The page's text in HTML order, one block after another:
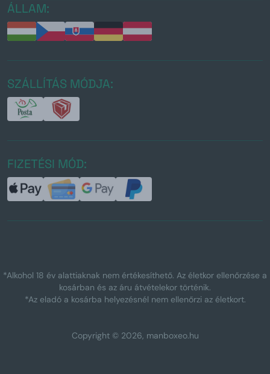
ÁLLAM:
SZÁLLÍTÁS MÓDJA:
FIZETÉSI MÓD:
*Alkohol 18 év alattiaknak nem értékesíthető. Az életkor ellenőrzése a
kosárban és az áru átvételekor történik.
*Az eladó a kosárba helyezésnél nem ellenőrzi az életkort.
Copyright © 2026, manboxeo.hu